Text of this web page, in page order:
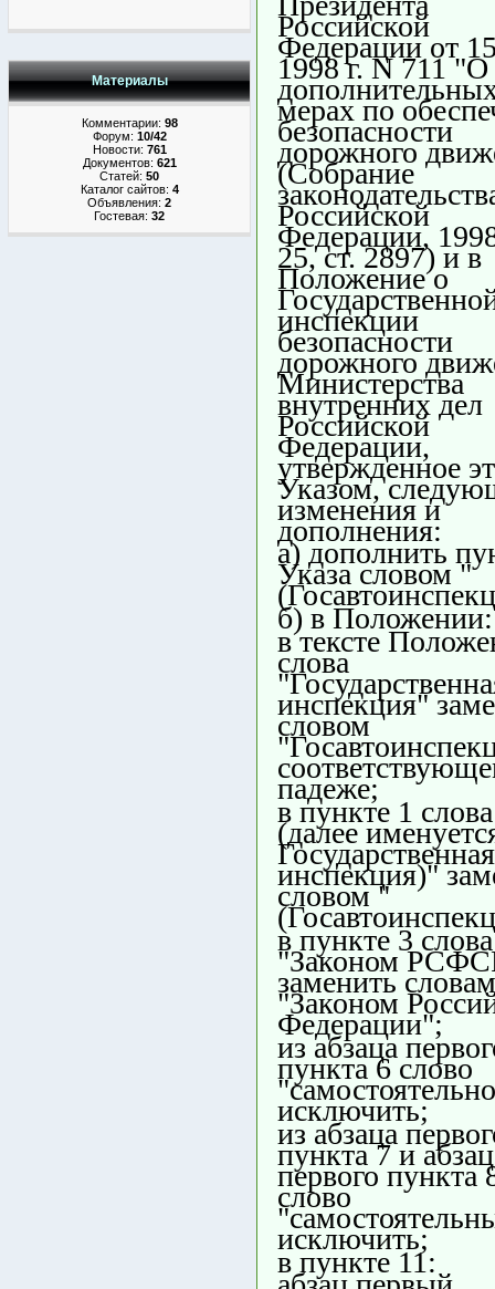
Материалы
Комментарии: 98
Форум: 10/42
Новости: 761
Документов: 621
Статей: 50
Каталог сайтов: 4
Объявления: 2
Гостевая: 32
Российской
Федерации от
1998 г. N 711 "О
мерах по
безопасности
дорожного
(Собрание
Российской
Федерации,
25, ст. 2897) и в
Положение о
инспекции
безопасности
дорожного
Министерства
внутренних дел
Российской
Федерации,
утвержденное
Указом,
изменения и
дополнения:
а) дополнить
Указа словом "
б) в Положении:
в тексте
слова
инспекция"
словом
падеже;
в пункте 1
(далее
Государственная
инспекция)"
словом "
в пункте 3 слова
"Законом
заменить
"Законом
Федерации";
из абзаца
пункта 6 слово
исключить;
из абзаца
пункта 7 и
первого пункта
слово
исключить;
в пункте 11: